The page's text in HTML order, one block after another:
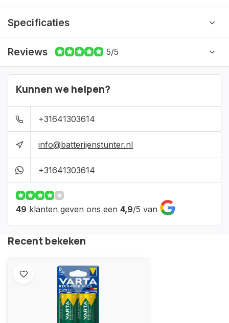
Specificaties
Reviews 5/5
Kunnen we helpen?
+31641303614
info@batterijenstunter.nl
+31641303614
49 klanten geven ons een 4,9/5 van
Recent bekeken